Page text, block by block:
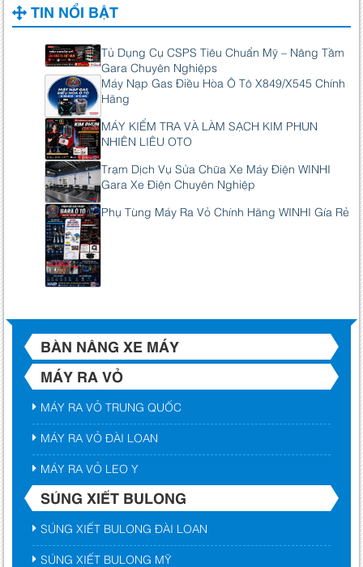
TIN NỔI BẬT
Tủ Dụng Cụ CSPS Tiêu Chuẩn Mỹ – Nâng Tầm
Gara Chuyên Nghiệps
Máy Nạp Gas Điều Hòa Ô Tô X849/X545 Chính
Hãng
MÁY KIỂM TRA VÀ LÀM SẠCH KIM PHUN
NHIÊN LIÊU OTO
Trạm Dịch Vụ Sửa Chữa Xe Máy Điện WINHI
Gara Xe Điện Chuyên Nghiệp
Phụ Tùng Máy Ra Vỏ Chính Hãng WINHI Gía Rẻ
BÀN NÂNG XE MÁY
MÁY RA VỎ
MÁY RA VỎ TRUNG QUỐC
MÁY RA VỎ ĐÀI LOAN
MÁY RA VỎ LEO Y
SÚNG XIẾT BULONG
SÚNG XIẾT BULONG ĐÀI LOAN
SÚNG XIẾT BULONG MỸ